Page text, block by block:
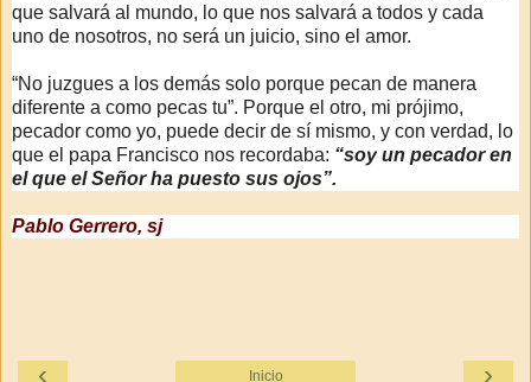
que salvará al mundo, lo que nos salvará a todos y cada
uno de nosotros, no será un juicio, sino el amor.
“No juzgues a los demás solo porque pecan de manera
diferente a como pecas tu”. Porque el otro, mi prójimo,
pecador como yo, puede decir de sí mismo, y con verdad, lo
que el papa Francisco nos recordaba: “soy un pecador en
el que el Señor ha puesto sus ojos”.
Pablo Gerrero, sj
‹ ›
Inicio